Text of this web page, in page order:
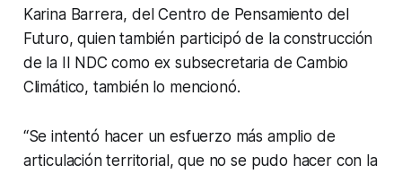
Karina Barrera, del Centro de Pensamiento del
Futuro, quien también participó de la construcción
de la II NDC como ex subsecretaria de Cambio
Climático, también lo mencionó.
“Se intentó hacer un esfuerzo más amplio de
articulación territorial, que no se pudo hacer con la